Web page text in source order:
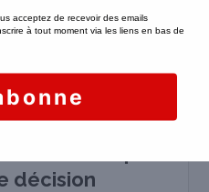
n’aurez certainement
votre passoire
par un
décision